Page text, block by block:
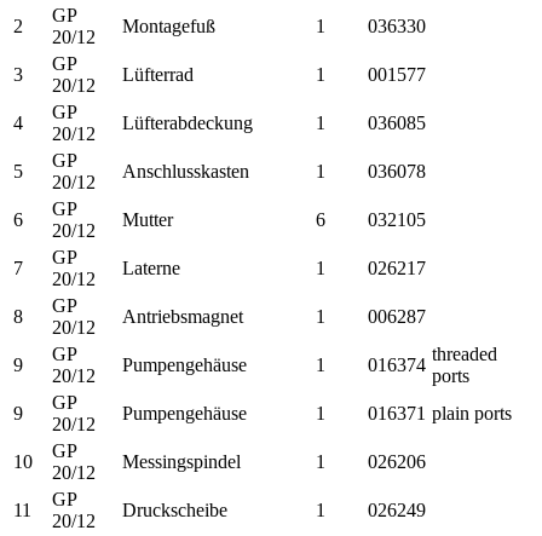
2
GP
20/12
Montagefuß 1 036330
3
GP
20/12
Lüfterrad 1 001577
4
GP
20/12
Lüfterabdeckung 1 036085
5
GP
20/12
Anschlusskasten 1 036078
6
GP
20/12
Mutter 6 032105
7
GP
20/12
Laterne 1 026217
8
GP
20/12
Antriebsmagnet 1 006287
9
GP
20/12
Pumpengehäuse 1 016374
threaded
ports
9
GP
20/12
Pumpengehäuse 1 016371 plain ports
10
GP
20/12
Messingspindel 1 026206
11
GP
20/12
Druckscheibe 1 026249